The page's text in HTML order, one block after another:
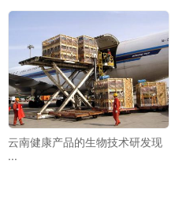
云南健康产品的生物技术研发现
···